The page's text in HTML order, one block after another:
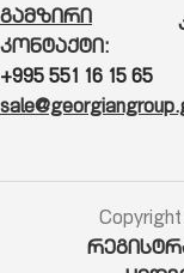
გამზირი
კონტაქტი:
+995 551 16 15 65